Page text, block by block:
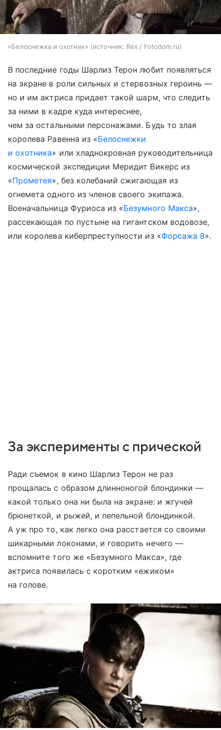
«Белоснежка и охотник» источник: Rex / Fotodom.ru
В последние годы Шарлиз Терон любит появляться
на экране в роли сильных и стервозных героинь —
но и им актриса придает такой шарм, что следить
за ними в кадре куда интереснее,
чем за остальными персонажами. Будь то злая
королева Равенна из «Белоснежки
и охотника» или хладнокровная руководительница
космической экспедиции Меридит Викерс из
«Прометея», без колебаний сжигающая из
огнемета одного из членов своего экипажа.
Военачальница Фуриоса из «Безумного Макса»,
рассекающая по пустыне на гигантском водовозе,
или королева киберпреступности из «Форсажа 8».
За эксперименты с прической
Ради съемок в кино Шарлиз Терон не раз
прощалась с образом длинноногой блондинки —
какой только она ни была на экране: и жгучей
брюнеткой, и рыжей, и пепельной блондинкой.
А уж про то, как легко она расстается со своими
шикарными локонами, и говорить нечего —
вспомните того же «Безумного Макса», где
актриса появилась с коротким «ежиком»
на голове.